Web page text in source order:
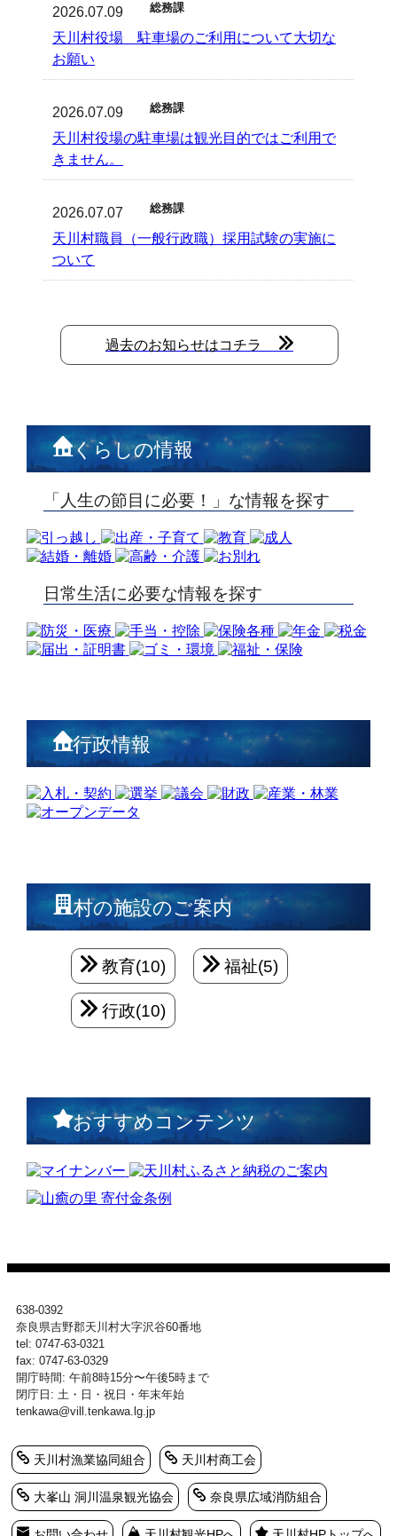
2026.07.09 総務課
天川村役場 駐車場のご利用について大切な
お願い
2026.07.09 総務課
天川村役場の駐車場は観光目的ではご利用で
きません。
2026.07.07 総務課
天川村職員（一般行政職）採用試験の実施に
ついて
過去のお知らせはコチラ
くらしの情報
「人生の節目に必要！」な情報を探す
日常生活に必要な情報を探す
行政情報
村の施設のご案内
教育(10) 福祉(5)
行政(10)
おすすめコンテンツ
638-0392
奈良県吉野郡天川村大字沢谷60番地
tel: 0747-63-0321
fax: 0747-63-0329
開庁時間: 午前8時15分〜午後5時まで
閉庁日: 土・日・祝日・年末年始
tenkawa@vill.tenkawa.lg.jp
天川村漁業協同組合 天川村商工会
大峯山 洞川温泉観光協会 奈良県広域消防組合